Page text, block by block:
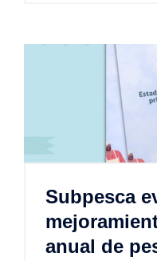
Subpesca
anual de